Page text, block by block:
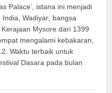
Palace’, istana ini menjadi
Wadiyar; bangsa
Mysore dari 1399
mengalami kebakaran,
Waktu terbaik untuk
Dasara pada bulan